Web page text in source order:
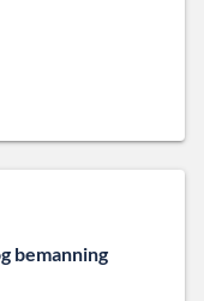
bemanning